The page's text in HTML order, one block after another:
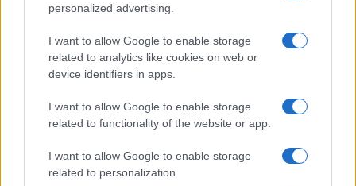
personalized advertising.
I want to allow Google to enable storage
related to analytics like cookies on web or
device identifiers in apps.
I want to allow Google to enable storage
related to functionality of the website or app.
I want to allow Google to enable storage
related to personalization.
alla responsabile del gruppo, chiedendole se
condividesse la protesta. Dalle testimonianze
rispondere direttamente, facendo riferimento
anche alla necessità di proseguire la visita. Gli
studenti avrebbero spiegato la loro iniziativa
come una “protesta contro il genocidio a Gaza”,